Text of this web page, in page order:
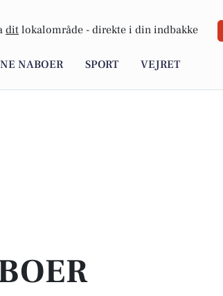
dit lokalområde - direkte i din indbakke
NABOER SPORT VEJRET